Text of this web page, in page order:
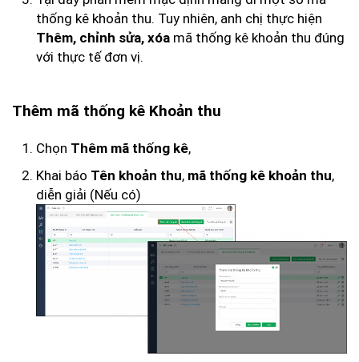
thống kê khoản thu. Tuy nhiên, anh chị thực hiện
Thêm, chỉnh sửa, xóa mã thống kê khoản thu đúng
với thực tế đơn vị.
Thêm mã thống kê Khoản thu
Chọn Thêm mã thống kê,
Khai báo Tên khoản thu, mã thống kê khoản thu,
diễn giải (Nếu có)